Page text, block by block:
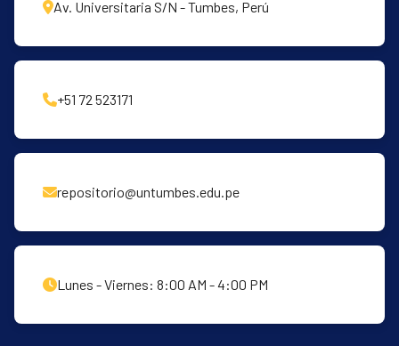
Av. Universitaria S/N - Tumbes, Perú
+51 72 523171
repositorio@untumbes.edu.pe
Lunes - Viernes: 8:00 AM - 4:00 PM